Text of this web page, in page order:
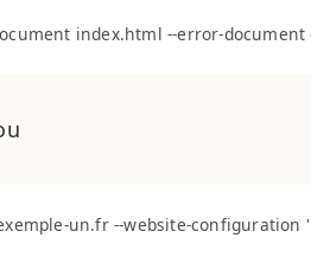
un.fr --website-configuration '